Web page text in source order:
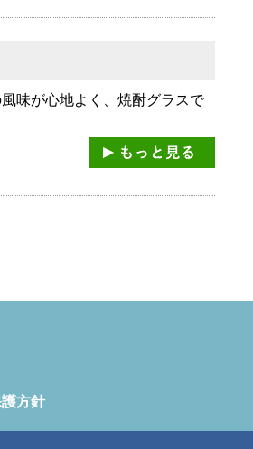
味が心地よく、焼酎グラスで
方針